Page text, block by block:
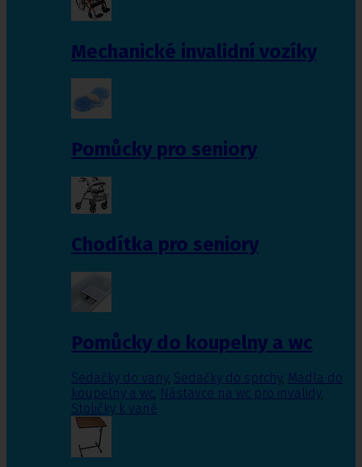
Mechanické invalidní vozíky
Pomůcky pro seniory
Chodítka pro seniory
Pomůcky do koupelny a wc
Sedačky do vany, Sedačky do sprchy, Madla do
koupelny a wc, Nástavce na wc pro invalidy,
Stoličky k vaně